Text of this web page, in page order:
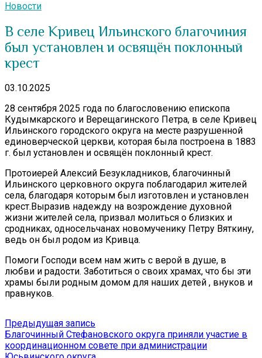
Новости
В селе Кривец Ильинского благочиния
был установлен и освящён поклонный
крест
03.10.2025
28 сентября 2025 года по благословению епископа
Кудымкарского и Верещагинского Петра, в селе Кривец
Ильинского городского округа на месте разрушенной
единоверческой церкви, которая была построена в 1883
г. был установлен и освящён поклонный крест.
Протоиерей Алексий Безукладников, благочинный
Ильинского церковного округа поблагодарил жителей
села, благодаря которым был изготовлен и установлен
крест.Выразив надежду на возрождение духовной
жизни жителей села, призвал молиться о близких и
сродниках, односельчанах новомученику Петру Вяткину,
ведь он был родом из Кривца.
Помоги Господи всем нам жить с верой в душе, в
любви и радости. Заботиться о своих храмах, что бы эти
храмы были родным домом для наших детей , внуков и
правнуков.
Навигация
по
Предыдущая запись
запись:
Благочинный Стефановского округа приняли участие в
координационном совете при администрации